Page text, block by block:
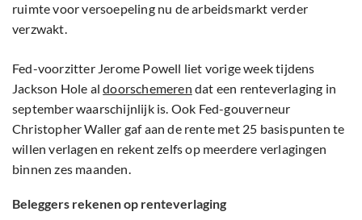
ruimte voor versoepeling nu de arbeidsmarkt verder
verzwakt.
Fed-voorzitter Jerome Powell liet vorige week tijdens
Jackson Hole aldoorschemeren dat een renteverlaging in
september waarschijnlijk is. Ook Fed-gouverneur
Christopher Waller gaf aan de rente met 25 basispunten te
willen verlagen en rekent zelfs op meerdere verlagingen
binnen zes maanden.
Beleggers rekenen op renteverlaging